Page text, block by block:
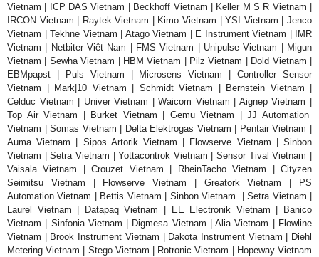
Vietnam | ICP DAS Vietnam | Beckhoff Vietnam | Keller M S R Vietnam |
IRCON Vietnam | Raytek Vietnam | Kimo Vietnam | YSI Vietnam | Jenco
Vietnam | Tekhne Vietnam | Atago Vietnam | E Instrument Vietnam | IMR
Vietnam | Netbiter Viêt Nam | FMS Vietnam | Unipulse Vietnam | Migun
Vietnam | Sewha Vietnam | HBM Vietnam | Pilz Vietnam | Dold Vietnam |
EBMpapst | Puls Vietnam | Microsens Vietnam | Controller Sensor
Vietnam | Mark|10 Vietnam | Schmidt Vietnam | Bernstein Vietnam |
Celduc Vietnam | Univer Vietnam | Waicom Vietnam | Aignep Vietnam |
Top Air Vietnam | Burket Vietnam | Gemu Vietnam | JJ Automation
Vietnam | Somas Vietnam | Delta Elektrogas Vietnam | Pentair Vietnam |
Auma Vietnam | Sipos Artorik Vietnam | Flowserve Vietnam | Sinbon
Vietnam | Setra Vietnam | Yottacontrok Vietnam | Sensor Tival Vietnam |
Vaisala Vietnam | Crouzet Vietnam | RheinTacho Vietnam | Cityzen
Seimitsu Vietnam | Flowserve Vietnam | Greatork Vietnam | PS
Automation Vietnam | Bettis Vietnam | Sinbon Vietnam | Setra Vietnam |
Laurel Vietnam | Datapaq Vietnam | EE Electronik Vietnam | Banico
Vietnam | Sinfonia Vietnam | Digmesa Vietnam | Alia Vietnam | Flowline
Vietnam | Brook Instrument Vietnam | Dakota Instrument Vietnam | Diehl
Metering Vietnam | Stego Vietnam | Rotronic Vietnam | Hopeway Vietnam